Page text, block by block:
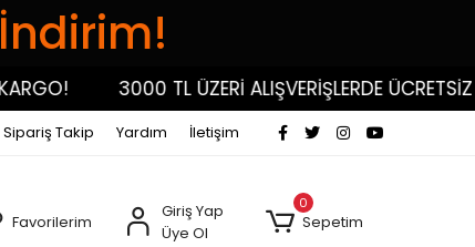
3000 TL ÜZERİ ALIŞVERİŞLERDE ÜCRETSİZ
Sipariş Takip Yardım İletişim
Favorilerim
Giriş Yap
Üye Ol
0
Sepetim